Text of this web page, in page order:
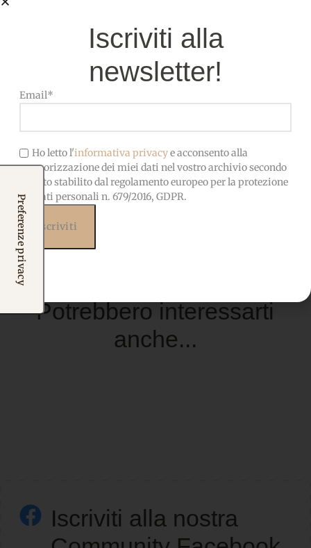
MATERIALE
morbido, facile da cucire e
incollare
Potrebbero interessarti
anche...
Iscriviti alla nostra
Iscriviti alla
newsletter!
Email*
Ho letto l'informativa privacye acconsento alla
memorizzazione dei miei dati nel vostro archivio secondo
quanto stabilito dal regolamento europeo per la protezione
dei dati personali n. 679/2016, GDPR.